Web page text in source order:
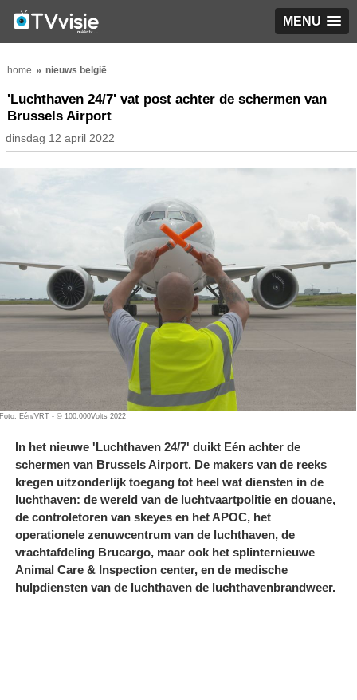
MENU
home nieuws belgië
'Luchthaven 24/7' vat post achter de schermen van
Brussels Airport
dinsdag 12 april 2022
Foto: Eén/VRT - © 100.000Volts 2022
In het nieuwe 'Luchthaven 24/7' duikt Eén achter de
schermen van Brussels Airport. De makers van de reeks
kregen uitzonderlijk toegang tot heel wat diensten in de
luchthaven: de wereld van de luchtvaartpolitie en douane,
de controletoren van skeyes en het APOC, het
operationele zenuwcentrum van de luchthaven, de
vrachtafdeling Brucargo, maar ook het splinternieuwe
Animal Care & Inspection center, en de medische
hulpdiensten van de luchthaven de luchthavenbrandweer.